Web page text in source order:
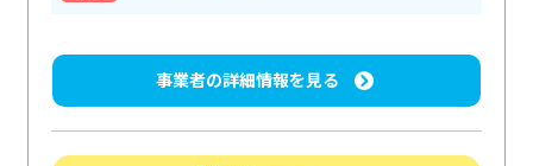
事業者の詳細情報を見る